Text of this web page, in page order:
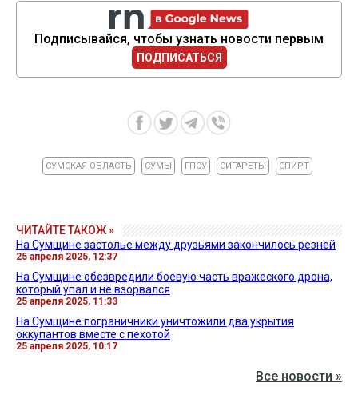
Подписывайся, чтобы узнать новости первым
ПОДПИСАТЬСЯ
СУМСКАЯ ОБЛАСТЬ СУМЫ ГПСУ СИГАРЕТЫ СПИРТ
ЧИТАЙТЕ ТАКОЖ »
На Сумщине застолье между друзьями закончилось резней
25 апреля 2025, 12:37
На Сумщине обезвредили боевую часть вражеского дрона,
который упал и не взорвался
25 апреля 2025, 11:33
На Сумщине пограничники уничтожили два укрытия
оккупантов вместе с пехотой
25 апреля 2025, 10:17
Все новости »